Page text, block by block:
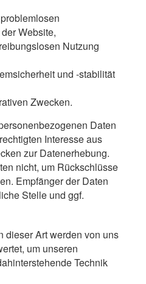
Website,
Nutzung
und -stabilität
Zwecken.
Daten
Interesse aus
zur Datenerhebung.
nicht, um Rückschlüsse
Empfänger der Daten
Stelle und ggf.
dieser Art werden von uns
um unseren
Technik